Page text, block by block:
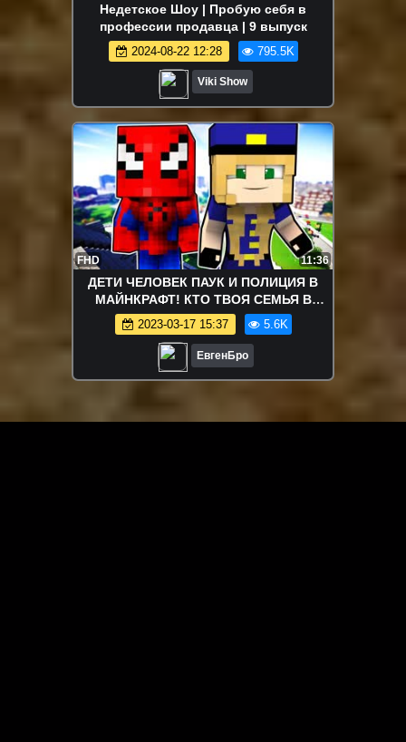
Недетское Шоу | Пробую себя в
профессии продавца | 9 выпуск
2024-08-22 12:28 795.5K
Viki Show
FHD 11:36
ДЕТИ ЧЕЛОВЕК ПАУК И ПОЛИЦИЯ В
МАЙНКРАФТ! КТО ТВОЯ СЕМЬЯ В
MINECRAFT! WHO'S YOUR FAMILY
ROLEPLAY
2023-03-17 15:37 5.6K
ЕвгенБро